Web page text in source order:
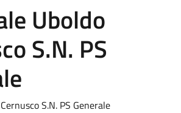
Uboldo
S.N. PS
S.N. PS Generale